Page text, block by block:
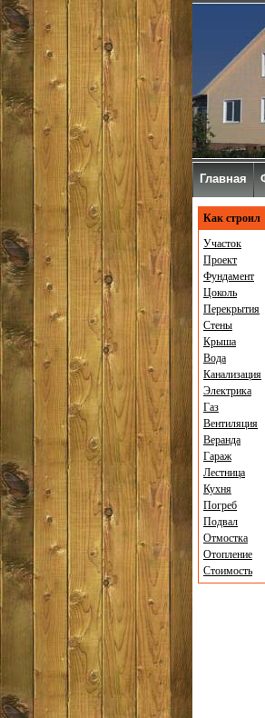
Как строил
Участок
Проект
Фундамент
Цоколь
Перекрытия
Стены
Крыша
Вода
Канализация
Электрика
Газ
Вентиляция
Веранда
Гараж
Лестница
Кухня
Погреб
Подвал
Отмостка
Отопление
Стоимость
Главная